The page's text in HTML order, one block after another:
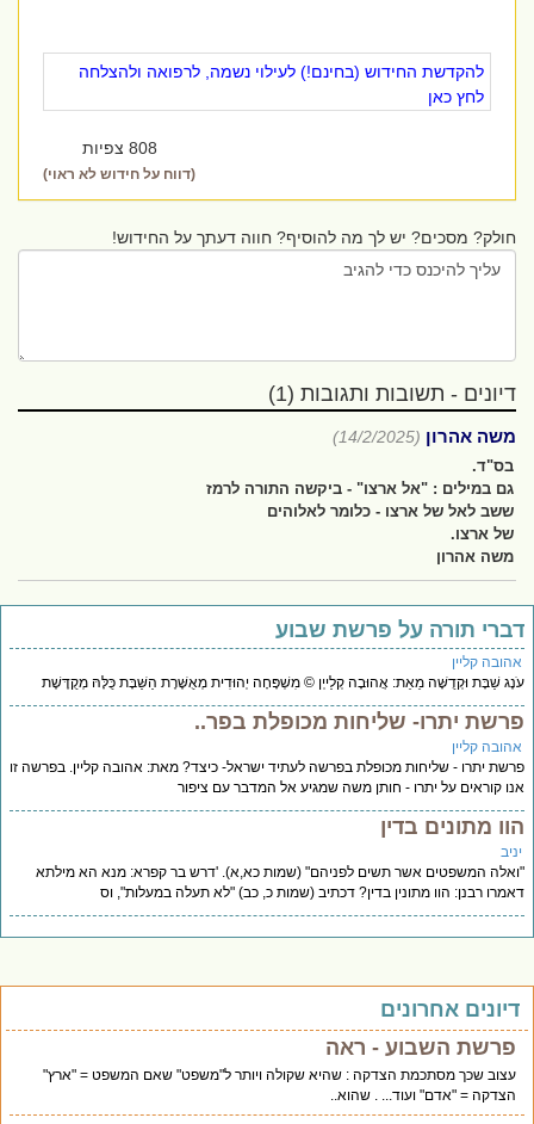
להקדשת החידוש (בחינם!) לעילוי נשמה, לרפואה ולהצלחה
לחץ כאן
808 צפיות
(דווח על חידוש לא ראוי)
חולק? מסכים? יש לך מה להוסיף? חווה דעתך על החידוש!
דיונים - תשובות ותגובות (1)
משה אהרון (14/2/2025)
בס"ד.
גם במילים : "אל ארצו" - ביקשה התורה לרמז
ששב לאל של ארצו - כלומר לאלוהים
של ארצו.
משה אהרון
דברי תורה על פרשת שבוע
אהובה קליין
עֹנֶג שַׁבָּת וּקְדֻשָּׁה מֵאֵת: אֲהוּבָה קְלַייְן © מִשְׁפָּחָה יְהוּדִית מְאֻשֶּׁרֶת הַשַּׁבָּת כֻּלָּהּ מְקֻדֶּשֶׁת
פרשת יתרו- שליחות מכופלת בפר..
אהובה קליין
פרשת יתרו - שליחות מכופלת בפרשה לעתיד ישראל- כיצד? מאת: אהובה קליין. בפרשה זו
אנו קוראים על יתרו - חותן משה שמגיע אל המדבר עם ציפור
הוו מתונים בדין
יניב
"ואלה המשפטים אשר תשים לפניהם" (שמות כא,א). 'דרש בר קפרא: מנא הא מילתא
דאמרו רבנן: הוו מתונין בדין? דכתיב (שמות כ, כב) "לא תעלה במעלות", וס
דיונים אחרונים
פרשת השבוע - ראה
עצוב שכך מסתכמת הצדקה : שהיא שקולה ויותר ל"משפט" שאם המשפט = "ארץ"
הצדקה = "אדם" ועוד... . שהוא..